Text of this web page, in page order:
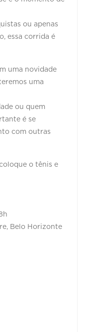
ou apenas
essa corrida é
uma novidade
uma
ou quem
é se
com outras
o tênis e
Belo Horizonte